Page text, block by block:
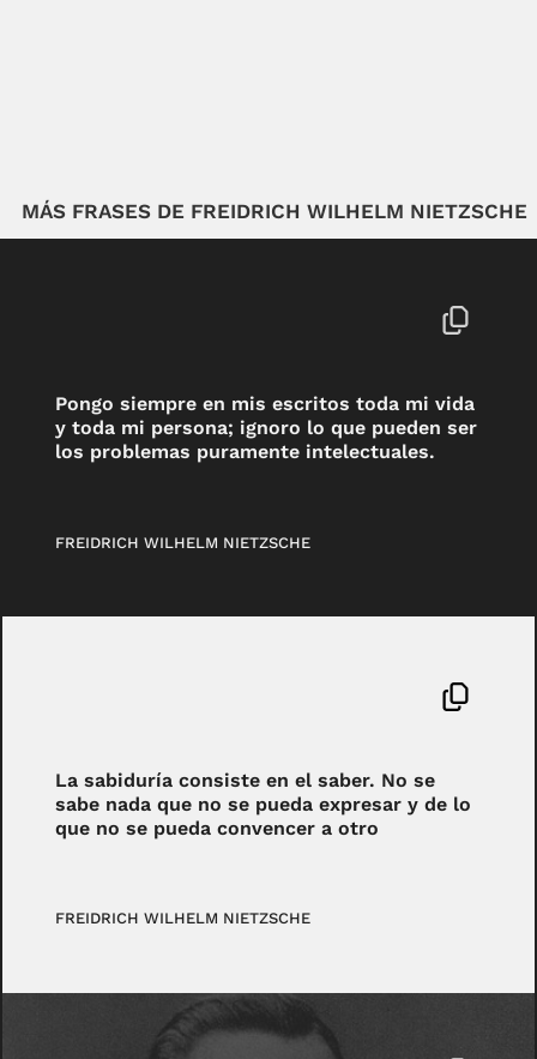
MÁS FRASES DE FREIDRICH WILHELM NIETZSCHE
Pongo siempre en mis escritos toda mi vida
y toda mi persona; ignoro lo que pueden ser
los problemas puramente intelectuales.
FREIDRICH WILHELM NIETZSCHE
La sabiduría consiste en el saber. No se
sabe nada que no se pueda expresar y de lo
que no se pueda convencer a otro
FREIDRICH WILHELM NIETZSCHE